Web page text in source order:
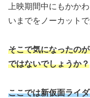
上映期間中にもかか
いまでをノーカット
そこで気になったの
ではないでしょうか？
ここでは新仮面ライ